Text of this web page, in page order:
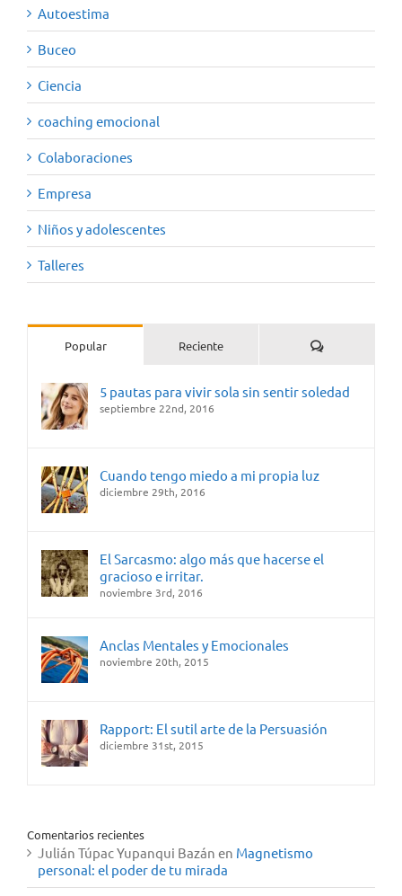
Autoestima
Buceo
Ciencia
coaching emocional
Colaboraciones
Empresa
Niños y adolescentes
Talleres
Popular Reciente Comentarios
5 pautas para vivir sola sin sentir soledad
septiembre 22nd, 2016
Cuando tengo miedo a mi propia luz
diciembre 29th, 2016
El Sarcasmo: algo más que hacerse el
gracioso e irritar.
noviembre 3rd, 2016
Anclas Mentales y Emocionales
noviembre 20th, 2015
Rapport: El sutil arte de la Persuasión
diciembre 31st, 2015
Comentarios recientes
Julián Túpac Yupanqui Bazán en Magnetismo
personal: el poder de tu mirada